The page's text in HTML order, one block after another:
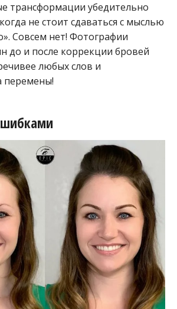
трансформации убедительно
не стоит сдаваться с мыслью
Совсем нет! Фотографии
до и после коррекции бровей
любых слов и
перемены!